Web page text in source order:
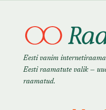
Eesti vanim
Eesti raamatute valik —
raamatud.